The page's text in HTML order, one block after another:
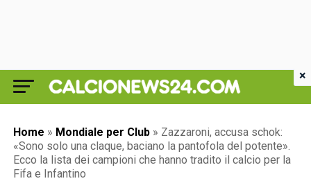
Home » Mondiale per Club » Zazzaroni, accusa schok:
«Sono solo una claque, baciano la pantofola del potente».
Ecco la lista dei campioni che hanno tradito il calcio per la
Fifa e Infantino
×